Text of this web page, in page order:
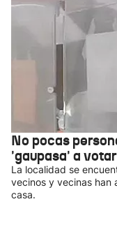
No pocas
'gaupasa' a votar
La localidad se
vecinos y vecinas han
casa.